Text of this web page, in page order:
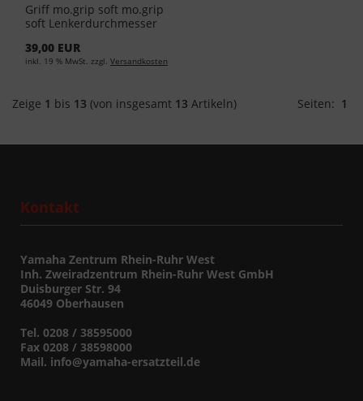
Griff mo.grip soft mo.grip
soft Lenkerdurchmesser
39,00 EUR
inkl. 19 % MwSt. zzgl. Versandkosten
Zeige 1 bis 13 (von insgesamt 13 Artikeln) Seiten: 1
Kontakt
Yamaha Zentrum Rhein-Ruhr West
Inh. Zweiradzentrum Rhein-Ruhr West GmbH
Duisburger Str. 94
46049 Oberhausen
Tel. 0208 / 38595000
Fax 0208 / 38598000
Mail. info@yamaha-ersatzteil.de